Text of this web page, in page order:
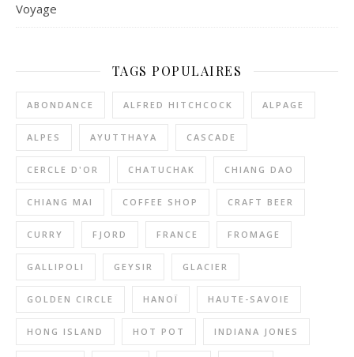
Voyage
TAGS POPULAIRES
ABONDANCE ALFRED HITCHCOCK ALPAGE
ALPES AYUTTHAYA CASCADE
CERCLE D'OR CHATUCHAK CHIANG DAO
CHIANG MAI COFFEE SHOP CRAFT BEER
CURRY FJORD FRANCE FROMAGE
GALLIPOLI GEYSIR GLACIER
GOLDEN CIRCLE HANOÏ HAUTE-SAVOIE
HONG ISLAND HOT POT INDIANA JONES